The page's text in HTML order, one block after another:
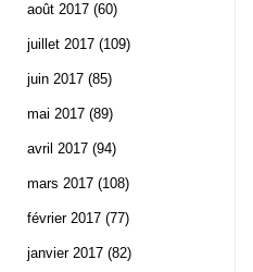
août 2017 (60)
juillet 2017 (109)
juin 2017 (85)
mai 2017 (89)
avril 2017 (94)
mars 2017 (108)
février 2017 (77)
janvier 2017 (82)